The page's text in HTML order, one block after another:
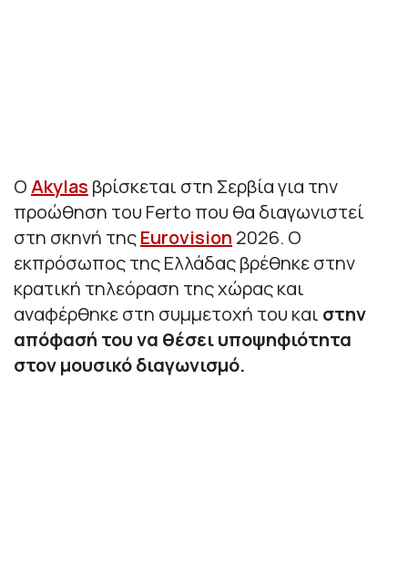
OAkylas βρίσκεται στη Σερβία για την
προώθηση του Ferto που θα διαγωνιστεί
στη σκηνή τηςEurovision 2026. O
εκπρόσωπος της Ελλάδας βρέθηκε στην
κρατική τηλεόραση της χώρας και
αναφέρθηκε στη συμμετοχή του και στην
απόφασή του να θέσει υποψηφιότητα
στον μουσικό διαγωνισμό.